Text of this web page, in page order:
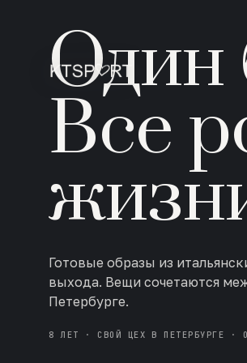
Один
Все
Готовые образы из
выхода. Вещи сочетаются
Петербурге.
8 ЛЕТ · СВОЙ ЦЕХ В ПЕТЕРБУРГЕ ·